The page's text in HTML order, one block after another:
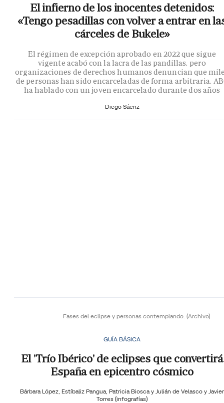
El infierno de los inocentes detenidos:
«Tengo pesadillas con volver a entrar en
cárceles de Bukele»
El régimen de excepción aprobado en 2022 que sigue
vigente acabó con la lacra de las pandillas, pero
organizaciones de derechos humanos denuncian que
de personas han sido encarceladas de forma arbitraria.
ha hablado con un joven encarcelado durante dos años
Diego Sáenz
Fases del eclipse y personas contemplando. (Archivo)
GUÍA BÁSICA
El 'Trío Ibérico' de eclipses que convertirá
España en epicentro cósmico
Bárbara López, Estíbaliz Pangua, Patricia Biosca y Julián de Velasco y Javier
Torres (infografías)